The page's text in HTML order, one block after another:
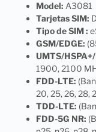
Model: A3081
Tarjetas SIM:
Tipo de SIM :
GSM/EDGE:
UMTS/
1900, 2100
FDD-LTE:
20, 25, 26, 28,
TDD-LTE:
FDD-5G NR: